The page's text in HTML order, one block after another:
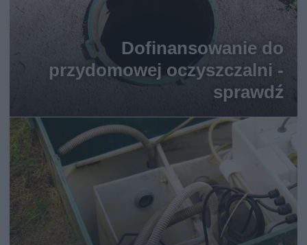
Dofinansowanie do
przydomowej oczyszczalni -
sprawdź